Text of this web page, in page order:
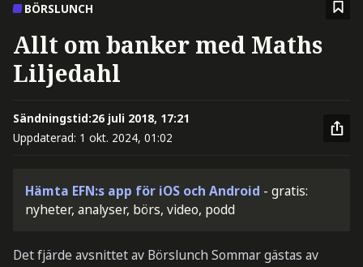
BÖRSLUNCH
Allt om banker med Maths
Liljedahl
Sändningstid:26 juli 2018, 17:21
Uppdaterad: 1 okt. 2024, 01:02
Hämta EFN:s app för iOS och Android - gratis:
nyheter, analyser, börs, video, podd
Det fjärde avsnittet av Börslunch Sommar gästas av